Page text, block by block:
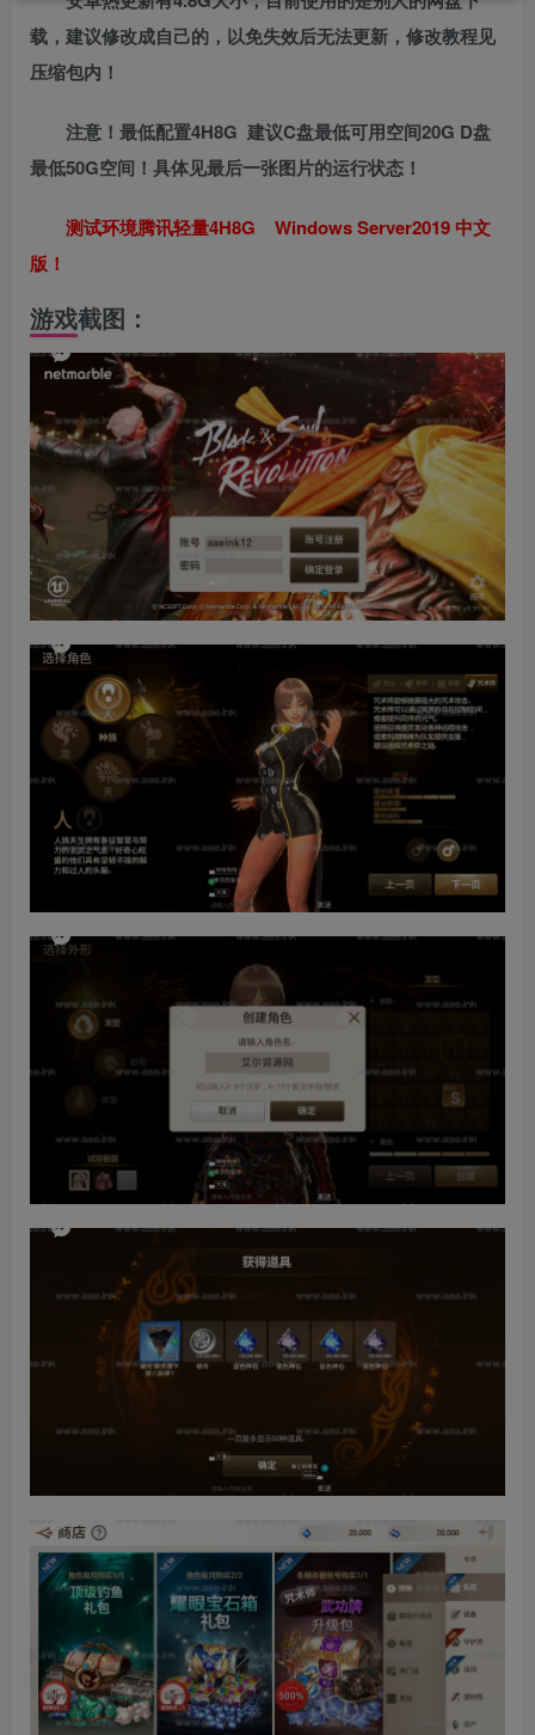
载，建议修改成自己的，以免失效后无法更新，修改教程见
压缩包内！
注意！最低配置4H8G 建议C盘最低可用空间20G D盘
最低50G空间！具体见最后一张图片的运行状态！
测试环境腾讯轻量4H8G Windows Server2019 中文
版！
游戏截图：